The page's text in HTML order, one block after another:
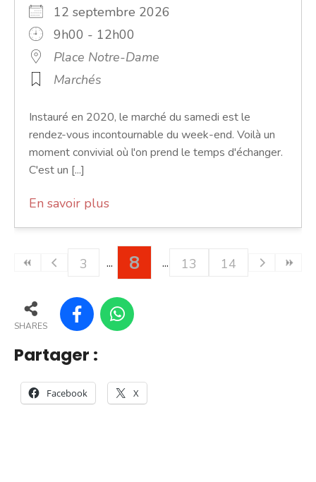
12 septembre 2026
9h00 - 12h00
Place Notre-Dame
Marchés
Instauré en 2020, le marché du samedi est le
rendez-vous incontournable du week-end. Voilà un
moment convivial où l'on prend le temps d'échanger.
C'est un [...]
En savoir plus
3 8 13 14
SHARES
Partager :
Facebook X